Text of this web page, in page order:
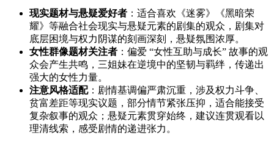
现实题材与悬疑爱好者 ：适合喜欢《迷雾》《黑暗荣
耀》等融合社会现实与悬疑元素的剧集的观众，剧集对
底层困境与权力阴谋的刻画深刻，悬疑氛围浓厚。
女性群像题材关注者 ：偏爱 “女性互助与成长” 故事的观
众会产生共鸣，三姐妹在逆境中的坚韧与羁绊，传递出
强大的女性力量。
注意风格适配：剧情基调偏严肃沉重，涉及权力斗争、
贫富差距等现实议题，部分情节紧张压抑，适合能接受
复杂叙事的观众；悬疑元素贯穿始终，建议连贯观看以
理清线索，感受剧情的递进张力。